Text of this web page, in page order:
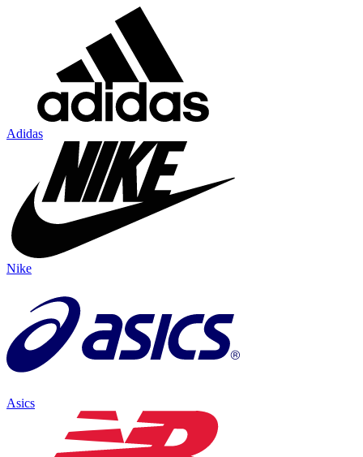
Adidas
Nike
Asics